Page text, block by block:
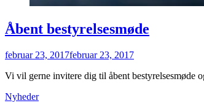
Åbent bestyrelsesmøde
Posted
februar 23, 2017februar 23, 2017
Vi vil gerne invitere dig til åbent bestyrelsesmøde
Categories
Nyheder